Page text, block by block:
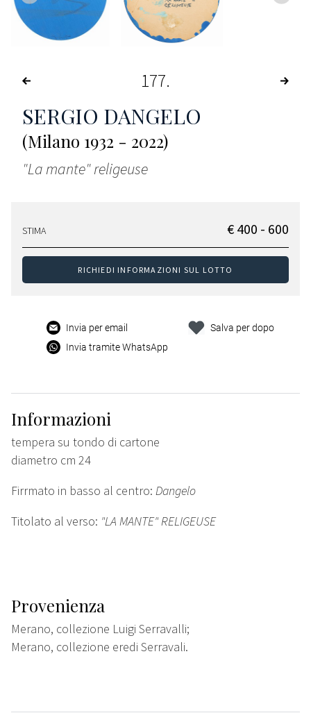
177
SERGIO DANGELO
(Milano 1932 - 2022)
"La mante" religeuse
STIMA € 400 - 600
RICHIEDI INFORMAZIONI SUL LOTTO
Invia per email
Invia tramite WhatsApp
Salva per dopo
Informazioni
tempera su tondo di cartone
diametro cm 24
Firrmato in basso al centro: Dangelo
Titolato al verso: "LA MANTE" RELIGEUSE
Provenienza
Merano, collezione Luigi Serravalli;
Merano, collezione eredi Serravali.